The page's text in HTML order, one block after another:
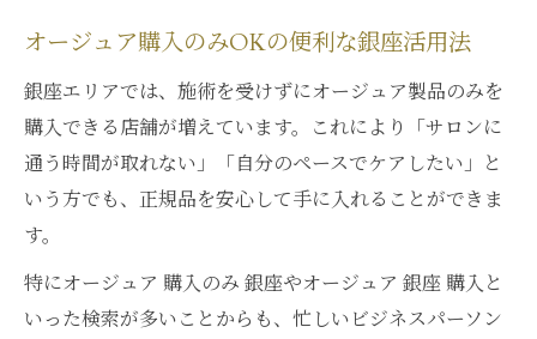
オージュア購入のみOKの便利な銀座活用法
銀座エリアでは、施術を受けずにオージュア製品のみを
購入できる店舗が増えています。これにより「サロンに
通う時間が取れない」「自分のペースでケアしたい」と
いう方でも、正規品を安心して手に入れることができま
す。
特にオージュア 購入のみ 銀座やオージュア 銀座 購入と
いった検索が多いことからも、忙しいビジネスパーソン